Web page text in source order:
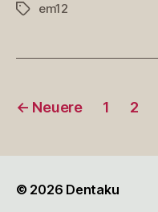
Schlagwörter
em12
Beiträge
← Neuere 1 2
© 2026 Dentaku